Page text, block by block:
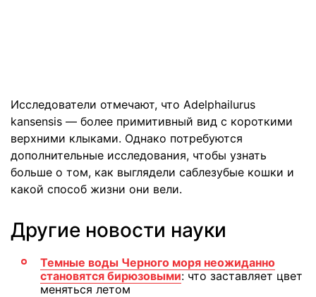
Исследователи отмечают, что Adelphailurus
kansensis — более примитивный вид с короткими
верхними клыками. Однако потребуются
дополнительные исследования, чтобы узнать
больше о том, как выглядели саблезубые кошки и
какой способ жизни они вели.
Другие новости науки
Темные воды Черного моря неожиданно
становятся бирюзовыми: что заставляет цвет
меняться летом